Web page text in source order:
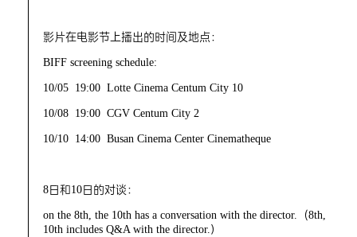
影片在电影节上播出的时间及地点：
BIFF screening schedule:
10/05 19:00 Lotte Cinema Centum City 10
10/08 19:00 CGV Centum City 2
10/10 14:00 Busan Cinema Center Cinematheque
8日和10日的对谈：
on the 8th, the 10th has a conversation with the director.（8th,
10th includes Q&A with the director.）